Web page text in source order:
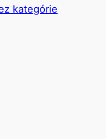
kategórie